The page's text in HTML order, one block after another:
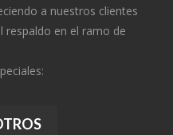
a nuestros clientes
en el ramo de